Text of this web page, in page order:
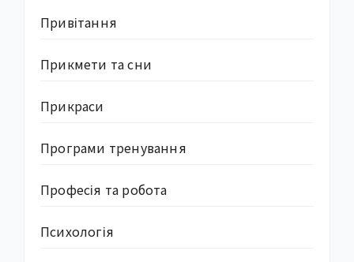
Привітання
Прикмети та сни
Прикраси
Програми тренування
Професія та робота
Психологія